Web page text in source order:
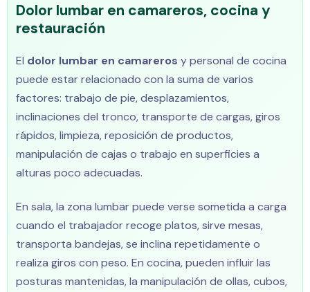
Dolor lumbar en camareros, cocina y
restauración
El dolor lumbar en camareros y personal de cocina
puede estar relacionado con la suma de varios
factores: trabajo de pie, desplazamientos,
inclinaciones del tronco, transporte de cargas, giros
rápidos, limpieza, reposición de productos,
manipulación de cajas o trabajo en superficies a
alturas poco adecuadas.
En sala, la zona lumbar puede verse sometida a carga
cuando el trabajador recoge platos, sirve mesas,
transporta bandejas, se inclina repetidamente o
realiza giros con peso. En cocina, pueden influir las
posturas mantenidas, la manipulación de ollas, cubos,